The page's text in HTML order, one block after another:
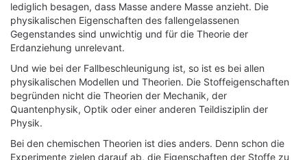
lediglich besagen, dass Masse andere Masse anzieht. Die
physikalischen Eigenschaften des fallengelassenen
Gegenstandes sind unwichtig und für die Theorie der
Erdanziehung unrelevant.
Und wie bei der Fallbeschleunigung ist, so ist es bei allen
physikalischen Modellen und Theorien. Die Stoffeigenschaften
begründen nicht die Theorien der Mechanik, der
Quantenphysik, Optik oder einer anderen Teildisziplin der
Physik.
Bei den chemischen Theorien ist dies anders. Denn schon die
Experimente zielen darauf ab, die Eigenschaften der Stoffe zu